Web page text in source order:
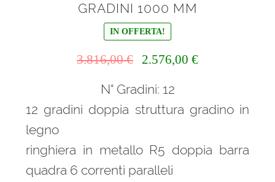
GRADINI 1000 MM
IN OFFERTA!
3.816,00€
originale
era:
2.576,00 €Il
N° Gradini: 12
12 gradini doppia struttura gradino in
legno
ringhiera in metallo R5 doppia barra
quadra 6 correnti paralleli